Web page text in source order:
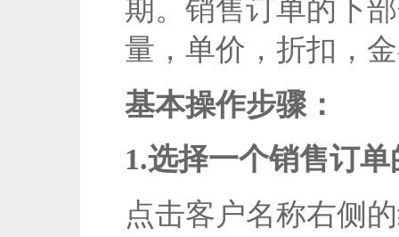
期。销售订单的下
量，单价，折扣，
基本操作步骤：
1.选择一个销售订
点击客户名称右侧